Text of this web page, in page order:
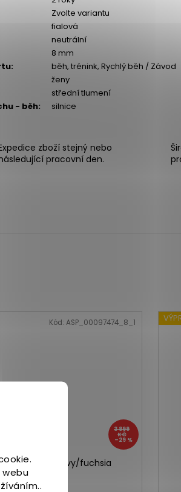
Zvolte variantu
fialová
neutrální
8 mm
:
běh, trénink, Rychlý běh / Závod
ženy
střední tlumení
- běh: silnice
zboží stejný nebo
pracovní den.
3 899
KČ
–29 %
RIDE 18 navy/fuchsia
Kód: ASP_00097474_8_1